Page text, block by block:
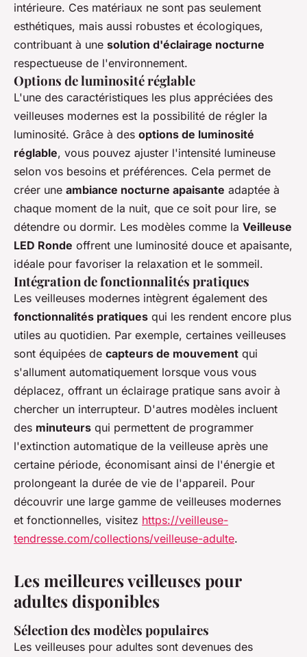
intérieure. Ces matériaux ne sont pas seulement
esthétiques, mais aussi robustes et écologiques,
contribuant à une solution d'éclairage nocturne
respectueuse de l'environnement.
Options de luminosité réglable
L'une des caractéristiques les plus appréciées des
veilleuses modernes est la possibilité de régler la
luminosité. Grâce à des options de luminosité
réglable, vous pouvez ajuster l'intensité lumineuse
selon vos besoins et préférences. Cela permet de
créer une ambiance nocturne apaisante adaptée à
chaque moment de la nuit, que ce soit pour lire, se
détendre ou dormir. Les modèles comme la Veilleuse
LED Ronde offrent une luminosité douce et apaisante,
idéale pour favoriser la relaxation et le sommeil.
Intégration de fonctionnalités pratiques
Les veilleuses modernes intègrent également des
fonctionnalités pratiques qui les rendent encore plus
utiles au quotidien. Par exemple, certaines veilleuses
sont équipées de capteurs de mouvement qui
s'allument automatiquement lorsque vous vous
déplacez, offrant un éclairage pratique sans avoir à
chercher un interrupteur. D'autres modèles incluent
des minuteurs qui permettent de programmer
l'extinction automatique de la veilleuse après une
certaine période, économisant ainsi de l'énergie et
prolongeant la durée de vie de l'appareil. Pour
découvrir une large gamme de veilleuses modernes
et fonctionnelles, visitez https://veilleuse-
tendresse.com/collections/veilleuse-adulte.
Les meilleures veilleuses pour
adultes disponibles
Sélection des modèles populaires
Les veilleuses pour adultes sont devenues des